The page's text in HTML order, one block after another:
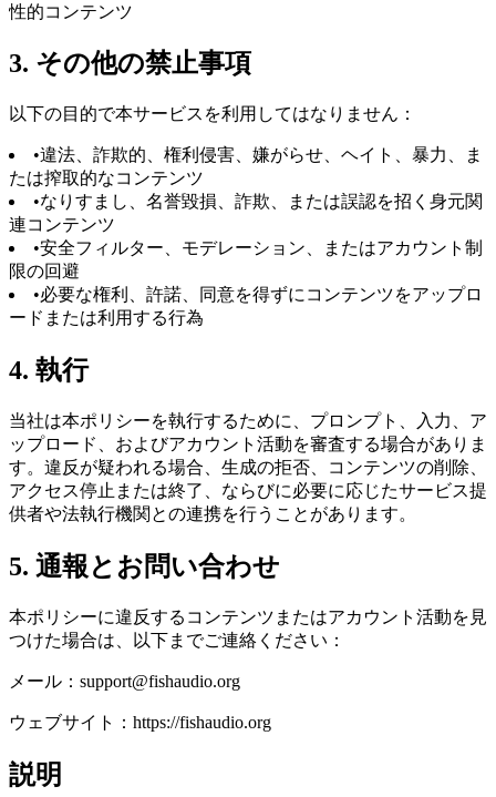
性的コンテンツ
3. その他の禁止事項
以下の目的で本サービスを利用してはなりません：
•違法、詐欺的、権利侵害、嫌がらせ、ヘイト、暴力、ま
たは搾取的なコンテンツ
•なりすまし、名誉毀損、詐欺、または誤認を招く身元関
連コンテンツ
•安全フィルター、モデレーション、またはアカウント制
限の回避
•必要な権利、許諾、同意を得ずにコンテンツをアップロ
ードまたは利用する行為
4. 執行
当社は本ポリシーを執行するために、プロンプト、入力、ア
ップロード、およびアカウント活動を審査する場合がありま
す。違反が疑われる場合、生成の拒否、コンテンツの削除、
アクセス停止または終了、ならびに必要に応じたサービス提
供者や法執行機関との連携を行うことがあります。
5. 通報とお問い合わせ
本ポリシーに違反するコンテンツまたはアカウント活動を見
つけた場合は、以下までご連絡ください：
メール： support@fishaudio.org
ウェブサイト：https://fishaudio.org
説明